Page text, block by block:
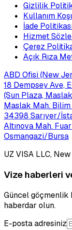
Gizlilik
Kullanım
İade
Hizmet
Çerez
Açık Rıza
ABD Ofisi (New
18 Dempsey Ave,
(Sun Plaza,
Maslak Mah.
34398 Sarıyer/
Altınova Mah.
Osmangazi/Bursa
UZ VISA LLC,
Vize haberleri
Güncel göçmenlik
haberdar olun.
E-posta adresiniz